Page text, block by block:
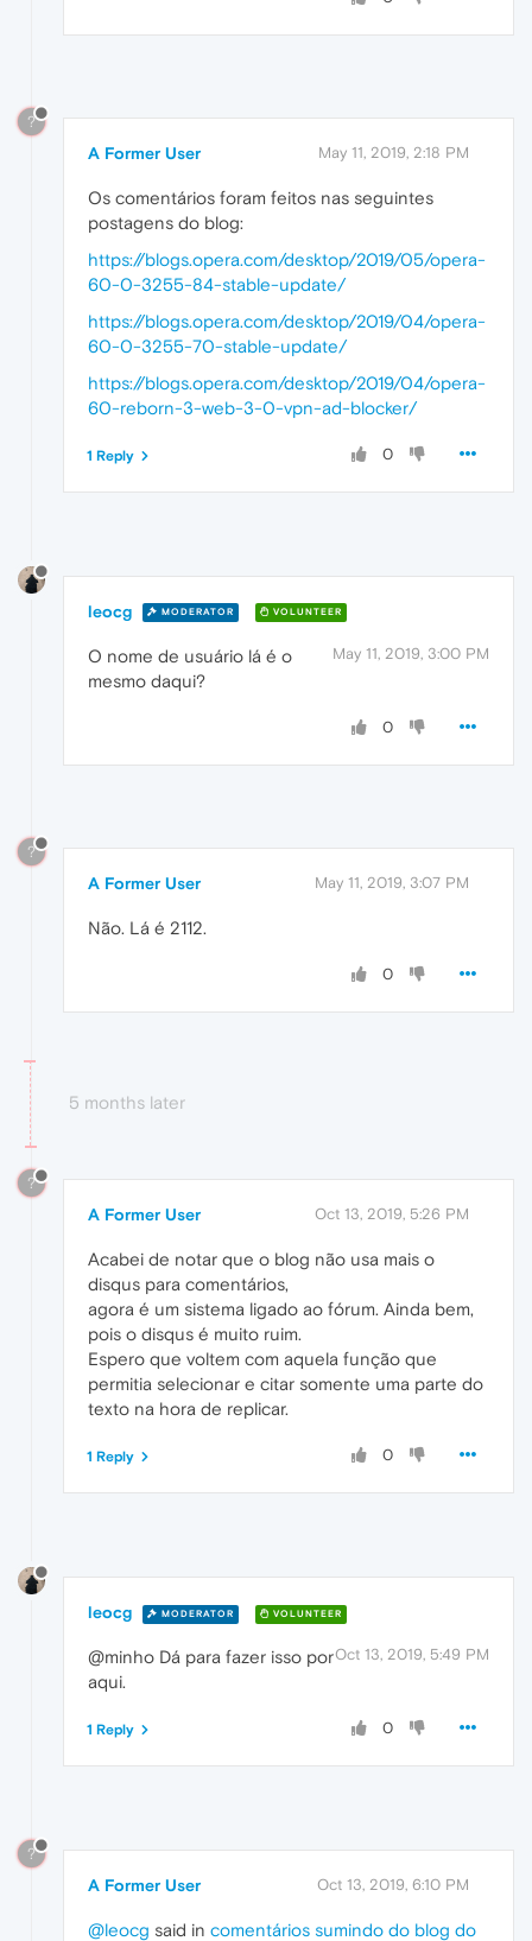
?
A Former User May 11, 2019, 2:18 PM
Os comentários foram feitos nas seguintes
postagens do blog:
https://blogs.opera.com/desktop/2019/05/opera-
60-0-3255-84-stable-update/
https://blogs.opera.com/desktop/2019/04/opera-
60-0-3255-70-stable-update/
https://blogs.opera.com/desktop/2019/04/opera-
60-reborn-3-web-3-0-vpn-ad-blocker/
0
1 Reply
leocg MODERATOR VOLUNTEER
May 11, 2019, 3:00 PM
O nome de usuário lá é o
mesmo daqui?
0
?
A Former User May 11, 2019, 3:07 PM
Não. Lá é 2112.
0
5 months later
?
A Former User Oct 13, 2019, 5:26 PM
Acabei de notar que o blog não usa mais o
disqus para comentários,
agora é um sistema ligado ao fórum. Ainda bem,
pois o disqus é muito ruim.
Espero que voltem com aquela função que
permitia selecionar e citar somente uma parte do
texto na hora de replicar.
0
1 Reply
leocg MODERATOR VOLUNTEER
Oct 13, 2019, 5:49 PM
@minho Dá para fazer isso por
aqui.
0
1 Reply
?
A Former User Oct 13, 2019, 6:10 PM
@leocg said in comentários sumindo do blog do